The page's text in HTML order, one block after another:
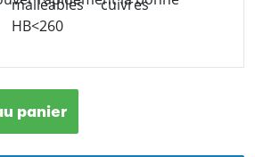
panier